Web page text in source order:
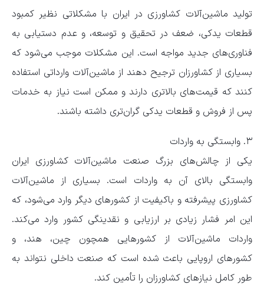
تولید ماشین‌آلات کشاورزی در ایران با مشکلاتی نظیر کمبود
قطعات یدکی، ضعف در تحقیق و توسعه، و عدم دستیابی به
فناوری‌های جدید مواجه است. این مشکلات موجب می‌شود که
بسیاری از کشاورزان ترجیح دهند از ماشین‌آلات وارداتی استفاده
کنند که قیمت‌های بالاتری دارند و ممکن است نیاز به خدمات
پس از فروش و قطعات یدکی گران‌تری داشته باشند.
۳. وابستگی به واردات
یکی از چالش‌های بزرگ صنعت ماشین‌آلات کشاورزی ایران
وابستگی بالای آن به واردات است. بسیاری از ماشین‌آلات
کشاورزی پیشرفته و باکیفیت از کشورهای دیگر وارد می‌شود، که
این امر فشار زیادی بر ارزیابی و نقدینگی کشور وارد می‌کند.
واردات ماشین‌آلات از کشورهایی همچون چین، هند، و
کشورهای اروپایی باعث شده است که صنعت داخلی نتواند به
طور کامل نیازهای کشاورزان را تأمین کند.